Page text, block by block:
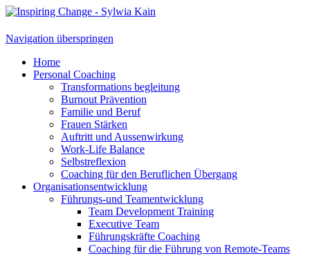
Navigation überspringen
Home
Personal Coaching
Transformations begleitung
Burnout Prävention
Familie und Beruf
Frauen Stärken
Auftritt und Aussenwirkung
Work-Life Balance
Selbstreflexion
Coaching für den Beruflichen Übergang
Organisationsentwicklung
Führungs-und Teamentwicklung
Team Development Training
Executive Team
Führungskräfte Coaching
Coaching für die Führung von Remote-Teams